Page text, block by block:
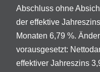
Abschluss ohne
der effektive
Monaten 6,79 %.
vorausgesetzt:
effektiver Jahreszins